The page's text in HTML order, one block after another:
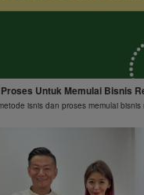
Untuk Memulai Bisnis
isnis dan proses memulai bisnis